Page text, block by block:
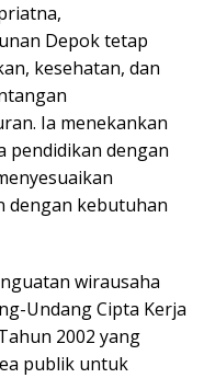
Depok tetap
kesehatan, dan
Ia menekankan
pendidikan dengan
dengan kebutuhan
wirausaha
Undang Cipta Kerja
2002 yang
publik untuk